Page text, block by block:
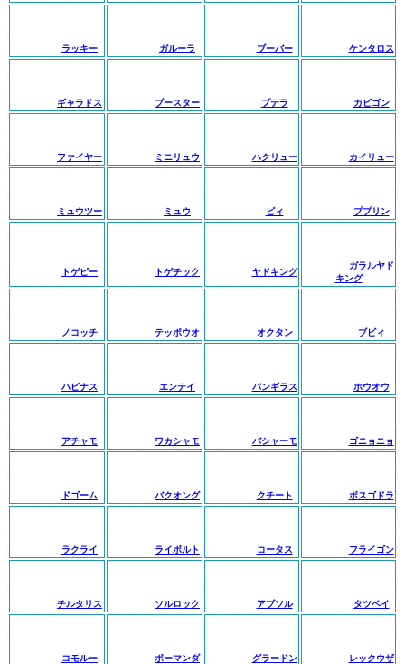
ラッキー ガルーラ ブーバー ケンタロス
ギャラドス ブースター プテラ カビゴン
ファイヤー ミニリュウ ハクリュー カイリュー
ミュウツー ミュウ ピィ ププリン
トゲピー トゲチック ヤドキング
ガラルヤド
キング
ノコッチ テッポウオ オクタン ブビィ
ハピナス エンテイ バンギラス ホウオウ
アチャモ ワカシャモ バシャーモ ゴニョニョ
ドゴーム バクオング クチート ボスゴドラ
ラクライ ライボルト コータス フライゴン
チルタリス ソルロック アブソル タツベイ
コモルー ボーマンダ グラードン レックウザ